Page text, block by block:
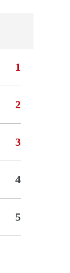
1
2
3
4
5